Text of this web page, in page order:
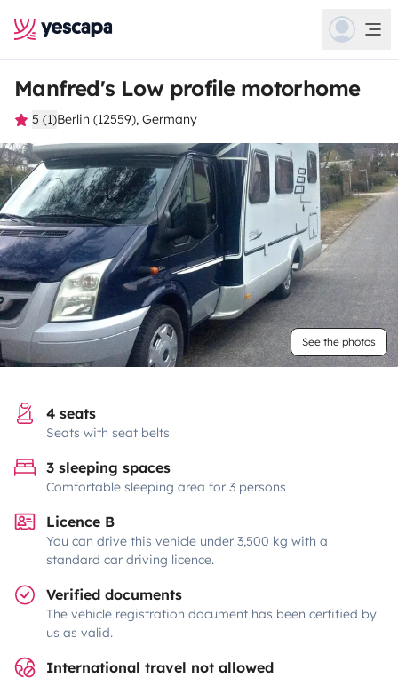
Manfred's Low profile motorhome
5 (1)Berlin (12559), Germany
See the photos
4 seats
Seats with seat belts
3 sleeping spaces
Comfortable sleeping area for 3 persons
Licence B
You can drive this vehicle under 3,500 kg with a
standard car driving licence.
Verified documents
The vehicle registration document has been certified by
us as valid.
International travel not allowed